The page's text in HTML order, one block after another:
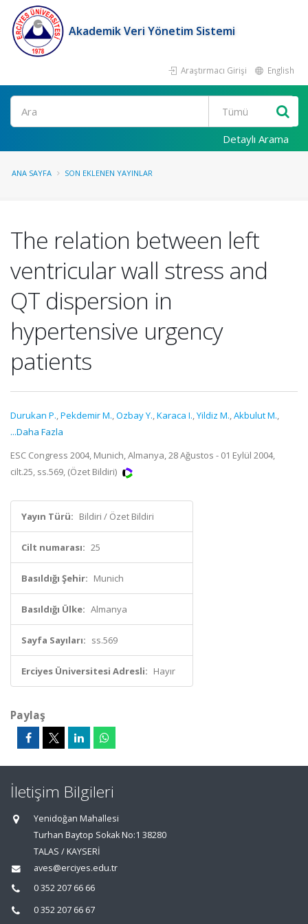
Akademik Veri Yönetim Sistemi
Araştırmacı Girişi English
Ara
Detaylı Arama
ANA SAYFA SON EKLENEN YAYINLAR
The relation between left
ventricular wall stress and
QT dispersion in
hypertensive urgency
patients
Durukan P.,Pekdemir M.,Ozbay Y.,Karaca I.,Yildiz M.,Akbulut M.,
...Daha Fazla
ESC Congress 2004, Munich, Almanya, 28 Ağustos - 01 Eylül 2004,
cilt.25, ss.569, (Özet Bildiri)
Yayın Türü: Bildiri / Özet Bildiri
Cilt numarası: 25
Basıldığı Şehir: Munich
Basıldığı Ülke: Almanya
Sayfa Sayıları: ss.569
Erciyes Üniversitesi Adresli: Hayır
Paylaş
İletişim Bilgileri
Yenidoğan Mahallesi
Turhan Baytop Sokak No:1 38280
TALAS / KAYSERİ
aves@erciyes.edu.tr
0 352 207 66 66
0 352 207 66 67